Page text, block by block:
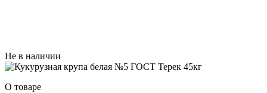
Не в наличии
О товаре